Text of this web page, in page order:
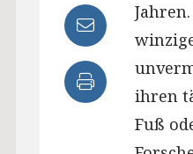
ihren
Fuß